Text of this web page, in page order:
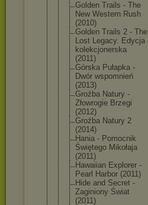
Golden Trails - The
New Western Rush
(2010)
Golden Trails 2 - The
Lost Legacy. Edycja
kolekcjonerska
(2011)
Górska Pułapka -
Dwór wspomnień
(2013)
Groźba Natury -
Złowrogie Brzegi
(2012)
Groźba Natury 2
(2014)
Hania - Pomocnik
Świętego Mikołaja
(2011)
Hawaiian Explorer -
Pearl Harbor (2011)
Hide and Secret -
Zaginiony Świat
(2011)